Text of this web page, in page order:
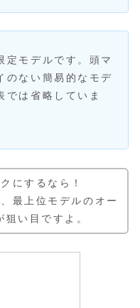
定モデルです。頭マ
のない簡易的なモデ
では省略していま
にするなら！
最上位モデルのオー
狙い目ですよ。